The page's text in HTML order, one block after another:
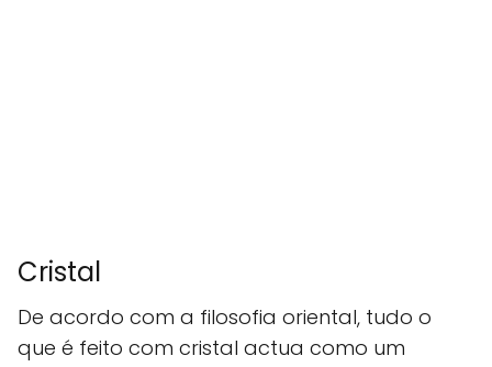
Cristal
De acordo com a filosofia oriental, tudo o
que é feito com cristal actua como um